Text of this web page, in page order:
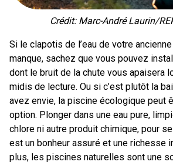
Crédit: Marc-André Laurin/
Si le clapotis de l’eau de votre
manque, sachez que vous pouvez
dont le bruit de la chute vous apaisera
midis de lecture. Ou si c’est plutôt la
avez envie, la piscine écologique peut
option. Plonger dans une eau pure,
chlore ni autre produit chimique, pour
est un bonheur assuré et une richesse
plus, les piscines naturelles sont une